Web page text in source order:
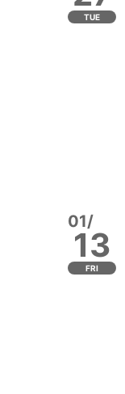
TUE
01/
13
FRI